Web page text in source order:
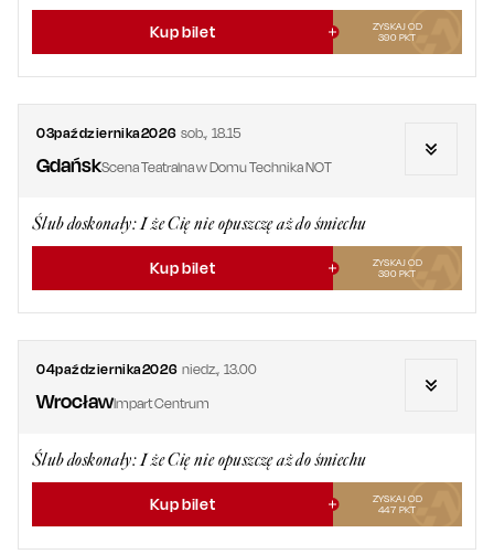
Kup bilet
ZYSKAJ OD
390 PKT
03października2026 sob.,18.15
GdańskScena Teatralna w Domu Technika NOT
Ślub doskonały: I że Cię nie opuszczę aż do śmiechu
Kup bilet
ZYSKAJ OD
390 PKT
04października2026 niedz.,13.00
WrocławImpart Centrum
Ślub doskonały: I że Cię nie opuszczę aż do śmiechu
Kup bilet
ZYSKAJ OD
447 PKT